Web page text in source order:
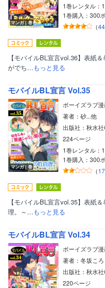
マンガ｜巻
1巻レンタル：
1巻購入：300
（44
【モバイルBL宣言vol.36】表紙
がでち…もっと見る
モバイルBL宣言 Vol.35
マンガ｜巻
ボーイズラブ
著者：砂...他
出版社：秋水社
224ページ
1巻レンタル：
1巻購入：300
（17
【モバイルBL宣言vol.35】表紙
理。～…もっと見る
モバイルBL宣言 Vol.34
ボーイズラブ
著者：冬坂こ
出版社：秋水社
220ページ